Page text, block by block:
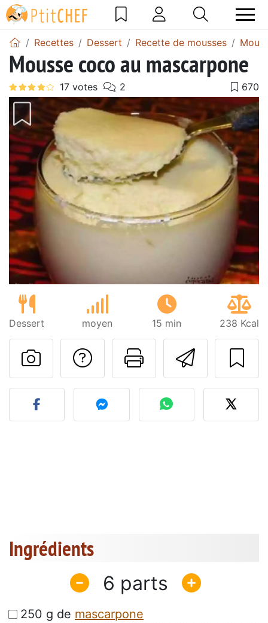
Recettes Dessert Recette de mousses
Mousse coco au mascarpone
Dessert moyen 15 min 238 Kcal
Imprimer
Poser une
Publier votre photo de
Ingrédients
6
250 g de mascarpone